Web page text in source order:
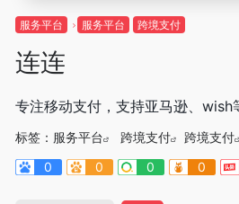
服务平台 服务平台 跨境支付
连连
专注移动支付，支持亚马逊、wish
标签： 服务平台 跨境支付
跨境支付
0
0 0 0